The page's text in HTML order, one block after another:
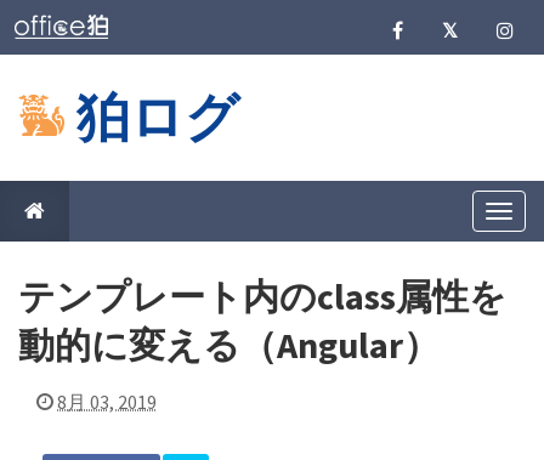
狛ログ
T
o
g
l
e
テンプレート内のclass属性を
動的に変える（Angular）
8月 03, 2019